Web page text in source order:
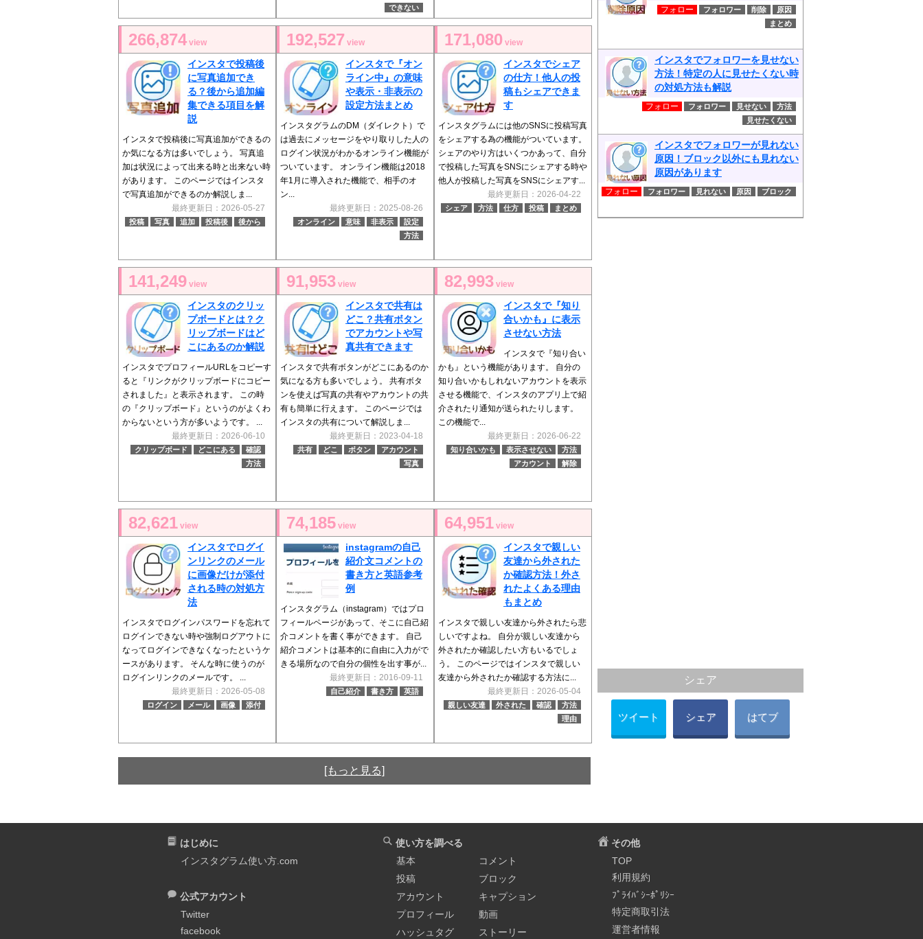
できない
266,874 view
インスタで投稿後
に写真追加でき
る？後から追加編
集できる項目を解
説
インスタで投稿後に写真追加ができるの
か気になる方は多いでしょう。 写真追
加は状況によって出来る時と出来ない時
があります。 このページではインスタ
で写真追加ができるのか解説しま...
最終更新日：2026-05-27
投稿 写真 追加 投稿後 後から
192,527 view
インスタで『オン
ライン中』の意味
や表示・非表示の
設定方法まとめ
インスタグラムのDM（ダイレクト）で
は過去にメッセージをやり取りした人の
ログイン状況がわかるオンライン機能が
ついています。 オンライン機能は2018
年1月に導入された機能で、相手のオ
ン...
最終更新日：2025-08-26
オンライン 意味 非表示
設定
方法
171,080 view
インスタでシェア
の仕方！他人の投
稿もシェアできま
す
インスタグラムには他のSNSに投稿写真
をシェアする為の機能がついています。
シェアのやり方はいくつかあって、自分
で投稿した写真をSNSにシェアする時や
他人が投稿した写真をSNSにシェアす...
最終更新日：2026-04-22
シェア 方法 仕方 投稿 まとめ
141,249 view
インスタのクリッ
プボードとは？ク
リップボードはど
こにあるのか解説
インスタでプロフィールURLをコピーす
ると『リンクがクリップボードにコピー
されました』と表示されます。 この時
の『クリップボード』というのがよくわ
からないという方が多いようです。 ...
最終更新日：2026-06-10
クリップボード どこにある
確認
方法
91,953 view
インスタで共有は
どこ？共有ボタン
でアカウントや写
真共有できます
インスタで共有ボタンがどこにあるのか
気になる方も多いでしょう。 共有ボタ
ンを使えば写真の共有やアカウントの共
有も簡単に行えます。 このページでは
インスタの共有について解説しま...
最終更新日：2023-04-18
共有 どこ ボタン
アカウント
写真
82,993 view
インスタで『知り
合いかも』に表示
させない方法
インスタで『知り合い
かも』という機能があります。 自分の
知り合いかもしれないアカウントを表示
させる機能で、インスタのアプリ上で紹
介されたり通知が送られたりします。
この機能で...
最終更新日：2026-06-22
知り合いかも 表示させない
方法
アカウント
解除
82,621 view
インスタでログイ
ンリンクのメール
に画像だけが添付
される時の対処方
法
インスタでログインパスワードを忘れて
ログインできない時や強制ログアウトに
なってログインできなくなったというケ
ースがあります。 そんな時に使うのが
ログインリンクのメールです。 ...
最終更新日：2026-05-08
ログイン メール 画像 添付
74,185 view
instagramの自己
紹介文コメントの
書き方と英語参考
例
インスタグラム（instagram）ではプロ
フィールページがあって、そこに自己紹
介コメントを書く事ができます。 自己
紹介コメントは基本的に自由に入力がで
きる場所なので自分の個性を出す事が...
最終更新日：2016-09-11
自己紹介 書き方 英語
64,951 view
インスタで親しい
友達から外された
か確認方法！外さ
れたよくある理由
もまとめ
インスタで親しい友達から外されたら悲
しいですよね。 自分が親しい友達から
外されたか確認したい方もいるでしょ
う。 このページではインスタで親しい
友達から外されたか確認する方法に...
最終更新日：2026-05-04
親しい友達 外された 確認
方法
理由
[もっと見る]
フォロー フォロワー 削除
原因
まとめ
インスタでフォロワーを見せない
方法！特定の人に見せたくない時
の対処方法も解説
フォロー フォロワー 見せない
方法
見せたくない
インスタでフォロワーが見れない
原因！ブロック以外にも見れない
原因があります
フォロー フォロワー 見れない 原因 ブロック
シェア
ツイート シェア はてブ
はじめに
インスタグラム使い方.com
公式アカウント
Twitter
facebook
使い方を調べる
基本
投稿
アカウント
プロフィール
ハッシュタグ
コメント
ブロック
キャプション
動画
ストーリー
その他
TOP
利用規約
ﾌﾟﾗｲﾊﾞｼｰﾎﾟﾘｼｰ
特定商取引法
運営者情報